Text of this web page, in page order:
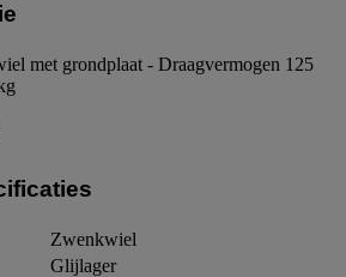
met grondplaat - Draagvermogen 125
Zwenkwiel
Glijlager